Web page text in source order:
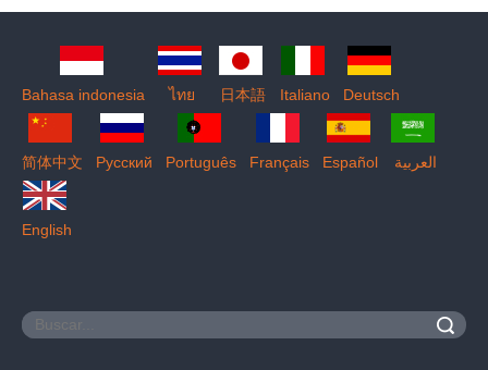
Bahasa indonesia ไทย 日本語 Italiano Deutsch
简体中文 Pусский Português Français Español العربية
English